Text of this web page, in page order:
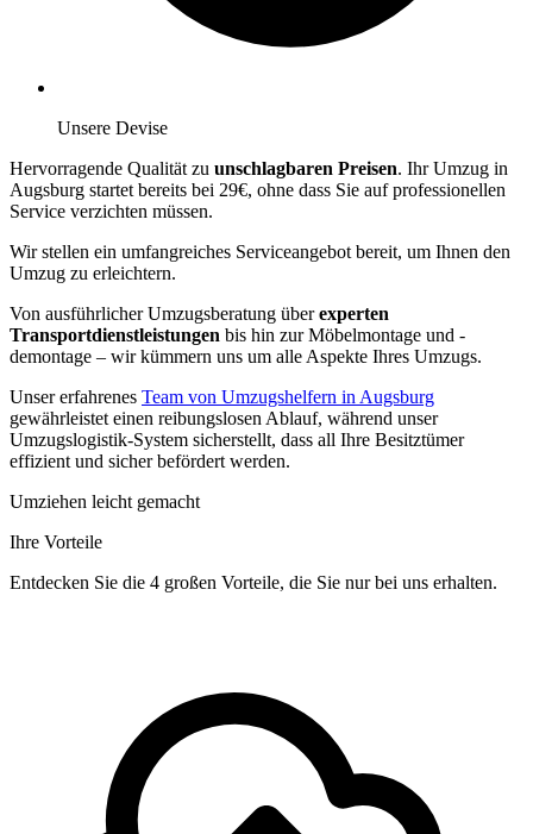
Unsere Devise
Hervorragende Qualität zu unschlagbaren Preisen. Ihr Umzug in
Augsburg startet bereits bei 29€, ohne dass Sie auf professionellen
Service verzichten müssen.
Wir stellen ein umfangreiches Serviceangebot bereit, um Ihnen den
Umzug zu erleichtern.
Von ausführlicher Umzugsberatung überexperten
Transportdienstleistungen bis hin zur Möbelmontage und -
demontage – wir kümmern uns um alle Aspekte Ihres Umzugs.
Unser erfahrenes Team von Umzugshelfern in Augsburg
gewährleistet einen reibungslosen Ablauf, während unser
Umzugslogistik-System sicherstellt, dass all Ihre Besitztümer
effizient und sicher befördert werden.
Umziehen leicht gemacht
Ihre Vorteile
Entdecken Sie die 4 großen Vorteile, die Sie nur bei uns erhalten.